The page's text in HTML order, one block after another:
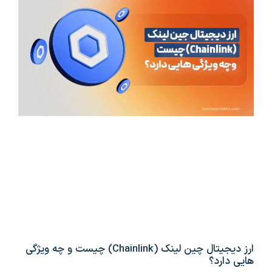
ارز دیجیتال چین لینک (Chainlink) چیست و چه ویژگی
هایی دارد؟